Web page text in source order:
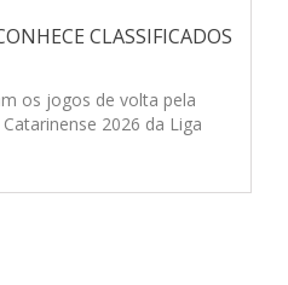
CLASSIFICADOS
os jogos de volta pela
2026 da Liga